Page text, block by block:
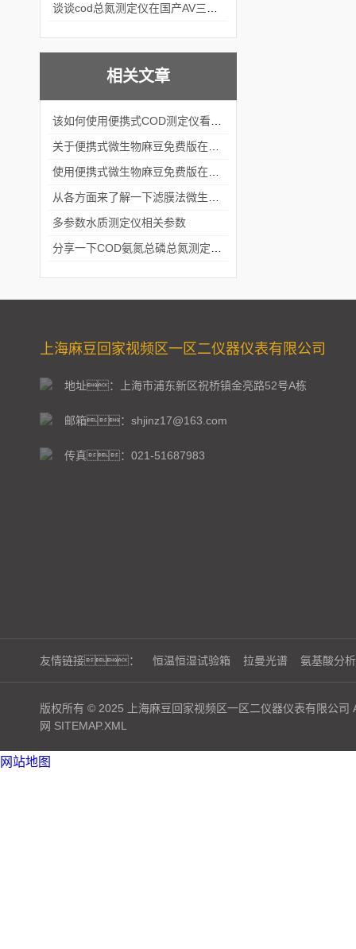
相关文章
多参数水质测定仪相关参数
上海麻豆回家视频区一区二仪器仪表有限公司
地址：上海市浦东新区祝桥镇金亮路52号A栋
邮箱：shjinz17@163.com
传真：021-51687983
友情链接： 恒温恒湿试验箱 拉曼光谱 氨基酸分
版权所有 © 2025 上海麻豆回家视频区一区二仪器仪表有限公司
网 SITEMAP.XML
网站地图